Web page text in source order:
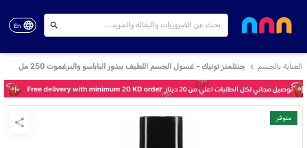
En
العناية بالجسم جنتلمنز تونيك - غسول الجسم اللطيف ببذور الباباسو والبرغموت 250 مل
متوفر